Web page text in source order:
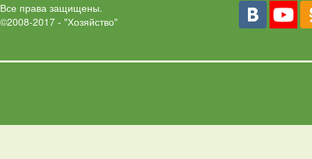
Все права защищены.
©2008-2017 - "Хозяйство"